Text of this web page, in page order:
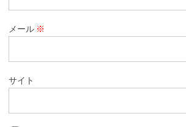
メール ※
サイト